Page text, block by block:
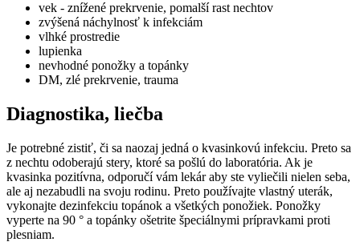
vek - znížené prekrvenie, pomalší rast nechtov
zvýšená náchylnosť k infekciám
vlhké prostredie
lupienka
nevhodné ponožky a topánky
DM, zlé prekrvenie, trauma
Diagnostika, liečba
Je potrebné zistiť, či sa naozaj jedná o kvasinkovú infekciu. Preto sa
z nechtu odoberajú stery, ktoré sa pošlú do laboratória. Ak je
kvasinka pozitívna, odporučí vám lekár aby ste vyliečili nielen seba,
ale aj nezabudli na svoju rodinu. Preto používajte vlastný uterák,
vykonajte dezinfekciu topánok a všetkých ponožiek. Ponožky
vyperte na 90 ° a topánky ošetrite špeciálnymi prípravkami proti
plesniam.